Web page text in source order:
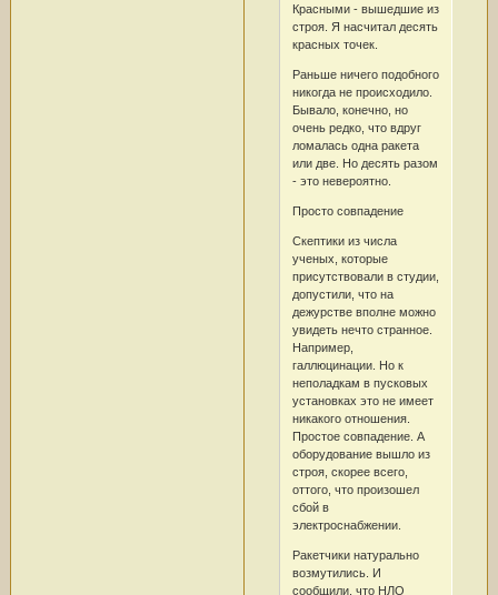
Красными - вышедшие из
строя. Я насчитал десять
красных точек.
Раньше ничего подобного
никогда не происходило.
Бывало, конечно, но
очень редко, что вдруг
ломалась одна ракета
или две. Но десять разом
- это невероятно.
Просто совпадение
Скептики из числа
ученых, которые
присутствовали в студии,
допустили, что на
дежурстве вполне можно
увидеть нечто странное.
Например,
галлюцинации. Но к
неполадкам в пусковых
установках это не имеет
никакого отношения.
Простое совпадение. А
оборудование вышло из
строя, скорее всего,
оттого, что произошел
сбой в
электроснабжении.
Ракетчики натурально
возмутились. И
сообщили, что НЛО